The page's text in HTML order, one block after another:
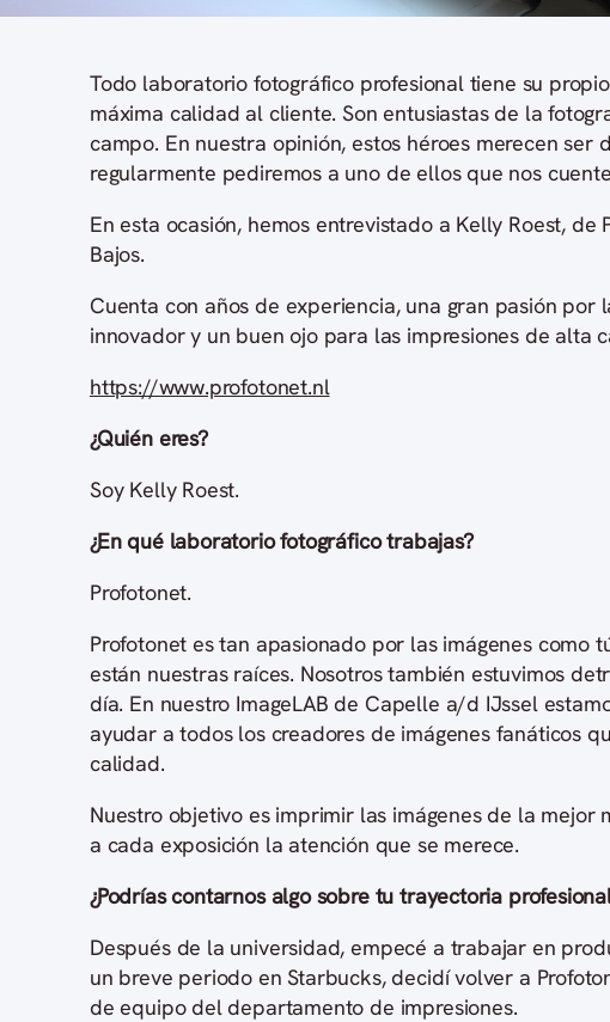
Todo laboratorio fotográfico profesional tiene su
máxima calidad al cliente. Son entusiastas de la
campo. En nuestra opinión, estos héroes merecen ser
regularmente pediremos a uno de ellos que nos
En esta ocasión, hemos entrevistado a Kelly Roest, de
Bajos.
Cuenta con años de experiencia, una gran pasión por
innovador y un buen ojo para las impresiones de alta
https://www.profotonet.nl
¿Quién eres?
Soy Kelly Roest.
¿En qué laboratorio fotográfico trabajas?
Profotonet.
Profotonet es tan apasionado por las imágenes como
están nuestras raíces. Nosotros también estuvimos
día. En nuestro ImageLAB de Capelle a/d IJssel
ayudar a todos los creadores de imágenes fanáticos
calidad.
Nuestro objetivo es imprimir las imágenes de la mejor
a cada exposición la atención que se merece.
¿Podrías contarnos algo sobre tu trayectoria
Después de la universidad, empecé a trabajar en
un breve periodo en Starbucks, decidí volver a
de equipo del departamento de impresiones.